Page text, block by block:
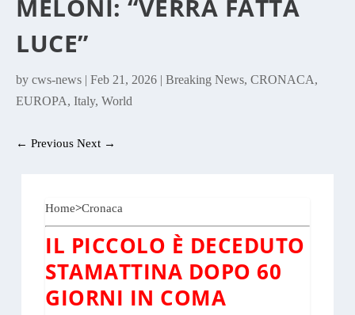
MELONI: “VERRÀ FATTA
LUCE”
bycws-news |Feb 21, 2026 |Breaking News,CRONACA,
EUROPA,Italy,World
←Previous Next →
Home>Cronaca
IL PICCOLO È DECEDUTO
STAMATTINA DOPO 60
GIORNI IN COMA